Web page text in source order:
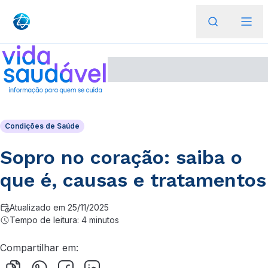
Condições de Saúde
Sopro no coração: saiba o
que é, causas e tratamentos
Atualizado em 25/11/2025
Tempo de leitura: 4 minutos
Compartilhar em: